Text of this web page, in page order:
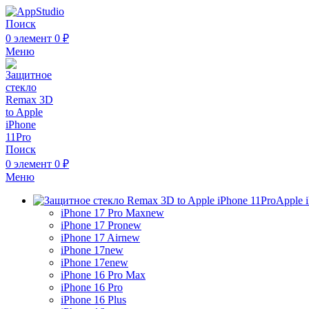
Поиск
0 элемент 0 ₽
Меню
Поиск
0 элемент 0 ₽
Меню
Apple
iPhone 17 Pro Maxnew
iPhone 17 Pronew
iPhone 17 Airnew
iPhone 17new
iPhone 17enew
iPhone 16 Pro Max
iPhone 16 Pro
iPhone 16 Plus